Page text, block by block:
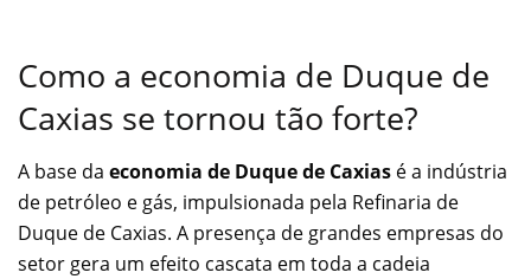
Como a economia de Duque de
Caxias se tornou tão forte?
A base da economia de Duque de Caxias é a indústria
de petróleo e gás, impulsionada pela Refinaria de
Duque de Caxias. A presença de grandes empresas do
setor gera um efeito cascata em toda a cadeia